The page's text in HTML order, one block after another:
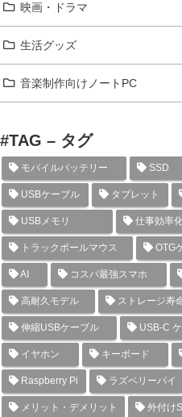
映画・ドラマ
生活グッズ
音楽制作向けノートPC
#TAG – タグ
モバイルバッテリー SSD
USBケーブル タブレット
USBメモリ 仕事効率
トラックボールマウス OTG
AI コスパ最強スマホ
高耐久モデル ストレージ寿
伸縮USBケーブル USB-C
イヤホン キーボード
Raspberry Pi ラズベリーパイ
メリット・デメリット 外付け